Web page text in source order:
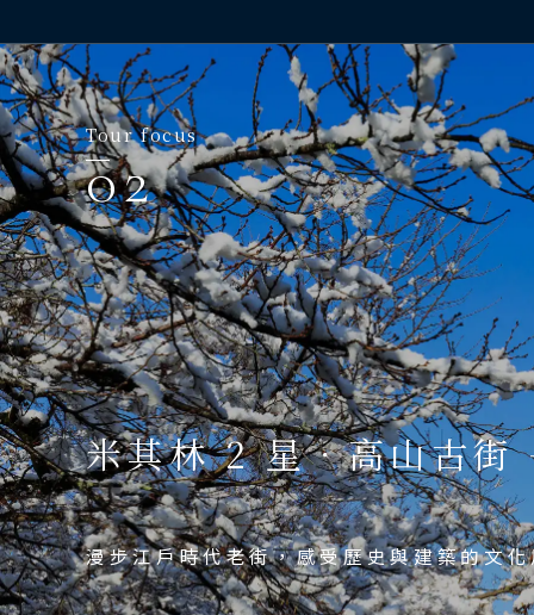
冬限定火樹銀花
日本最大光之祭典-名花之里，年年主題不
米其林 2 星．高山古街
漫步江戶時代老街，感受歷史與建築的文
金澤工藝．金箔DIY
傳承金澤的傳統工藝-金箔，體驗一下DIY
件。
米其林 3 星．兼六園
日本三大名園之首，金澤景點代表傘松雪
Tour focus
03
目的地
國家 /
日
泰